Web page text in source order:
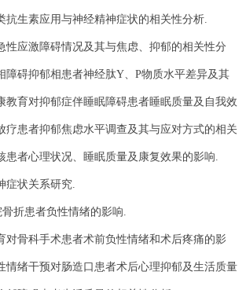
抗生素应用与神经精神症状的相关性分析.
性应激障碍情况及其与焦虑、抑郁的相关性分
障碍抑郁相患者神经肽Y、P物质水平差异及其
相关性分析.
教育对抑郁症伴睡眠障碍患者睡眠质量及自我效
疗患者抑郁焦虑水平调查及其与应对方式的相关
患者心理状况、睡眠质量及康复效果的影响.
症状关系研究.
折患者负性情绪的影响.
对骨科手术患者术前负性情绪和术后疼痛的影
情绪干预对肠造口患者术后心理抑郁及生活质量